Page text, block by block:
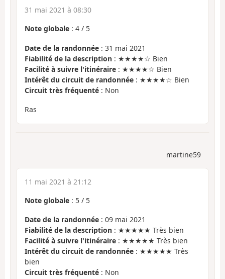
31 mai 2021 à 08:30
Note globale : 4 / 5
Date de la randonnée : 31 mai 2021
Fiabilité de la description : ★★★★☆ Bien
Facilité à suivre l'itinéraire : ★★★★☆ Bien
Intérêt du circuit de randonnée : ★★★★☆ Bien
Circuit très fréquenté : Non
Ras
martine59
11 mai 2021 à 21:12
Note globale : 5 / 5
Date de la randonnée : 09 mai 2021
Fiabilité de la description : ★★★★★ Très bien
Facilité à suivre l'itinéraire : ★★★★★ Très bien
Intérêt du circuit de randonnée : ★★★★★ Très
bien
Circuit très fréquenté : Non